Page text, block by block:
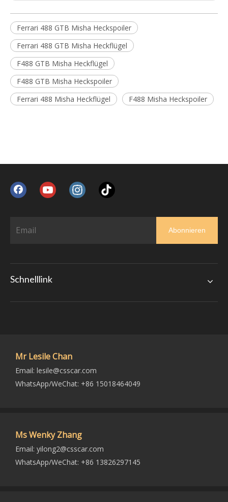
Ferrari 488 GTB Misha Heckspoiler
Ferrari 488 GTB Misha Heckflügel
F488 GTB Misha Heckflügel
F488 GTB Misha Heckspoiler
Ferrari 488 Misha Heckflügel
F488 Misha Heckspoiler
Abonnieren
Schnelllink
Mr Lesile Chan
Email: lesile@csscar.com
WhatsApp/WeChat: +86 15018464049
Ms Wenky Zhang
Email: yilong2@csscar.com
WhatsApp/WeChat: +86 13826297145